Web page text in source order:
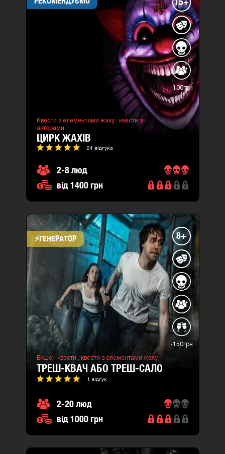
-100грн
Квести з елементами жаху , квести з
акторами
ЦИРК ЖАХІВ
24 відгука
2-8 люд
від 1400 грн
⚡​ГЕНЕРАТОР 8+
-150грн
Екшен квести , квести з елементами жаху
ТРЕШ-КВАЧ АБО ТРЕШ-САЛО
1 відгук
2-20 люд
від 1000 грн